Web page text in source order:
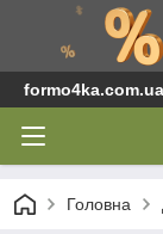
formo4ka.com.ua
Головна